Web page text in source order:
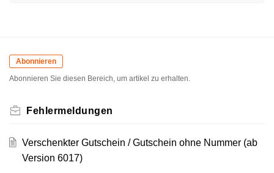
Abonnieren
Abonnieren Sie diesen Bereich, um artikel zu erhalten.
Fehlermeldungen
Verschenkter Gutschein / Gutschein ohne Nummer (ab
Version 6017)